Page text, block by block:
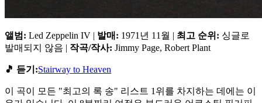
앨범: Led Zeppelin IV | 발매: 1971년 11월 | 최고 순위: 싱글로
발매되지 않음 | 작곡/작사: Jimmy Page, Robert Plant
🎵 듣기:Stairway to Heaven
이 곡이 모든 "최고의 록 송" 리스트 1위를 차지하는 데에는 이